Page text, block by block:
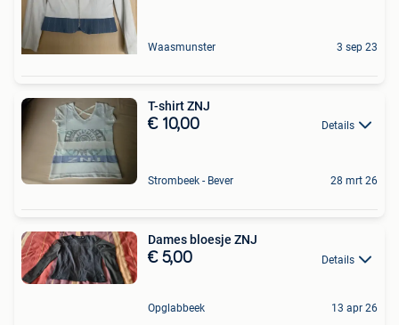
Waasmunster 3 sep 23
T-shirt ZNJ
€ 10,00 Details
Strombeek - Bever 28 mrt 26
Dames bloesje ZNJ
€ 5,00 Details
Opglabbeek 13 apr 26